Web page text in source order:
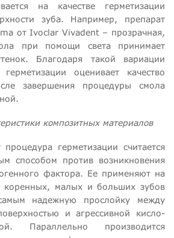
на качестве герметизации
зуба. Например, препарат
от Ivoclar Vivadent – прозрачная,
при помощи света принимает
Благодаря такой вариации
оценивает качество
завершения процедуры смола
композитных материалов
герметизации считается
способом против возникновения
фактора. Ее применяют на
коренных, малых и больших зубов
надежную прослойку между
и агрессивной кисло-
Параллельно производится